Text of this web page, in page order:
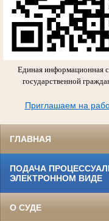
Единая информационная
государственной
Приглашаем на
ГЛАВНАЯ
ПОДАЧА
ЭЛЕКТРОННОМ ВИДЕ
О СУДЕ